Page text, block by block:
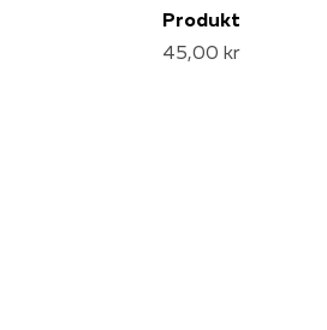
Produkt
45,00 kr